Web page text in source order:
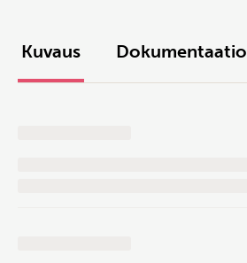
Kuvaus Dokumentaatio